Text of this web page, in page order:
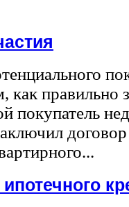
как правильно
покупатель